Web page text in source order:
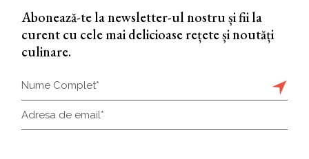
Abonează-te la newsletter-ul nostru și fii la
curent cu cele mai delicioase rețete și noutăți
culinare.